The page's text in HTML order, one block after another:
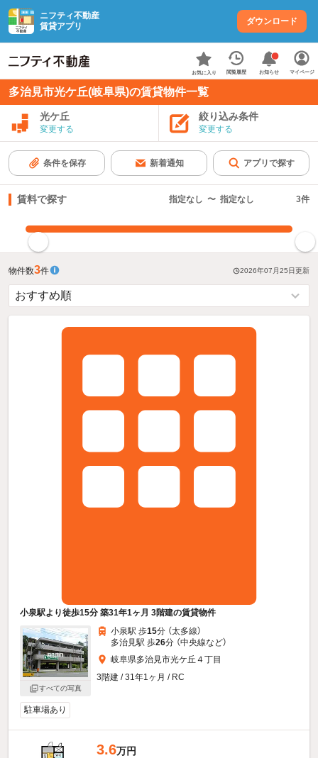
ニフティ不動産
賃貸アプリ
ダウンロード
お気に入り 閲覧履歴 お知らせ マイページ
多治見市光ケ丘(岐阜県)の賃貸物件一覧
光ケ丘
変更する
絞り込み条件
変更する
条件を保存 新着通知 アプリで探す
賃料で探す 指定なし 〜 指定なし 3件
物件数3件 2026年07月25日更新
小泉駅より徒歩15分 築31年1ヶ月 3階建の賃貸物件
すべての写真
小泉駅 歩15分 （太多線）
多治見駅 歩26分 （中央線など）
岐阜県多治見市光ケ丘４丁目
3階建 / 31年1ヶ月 / RC
駐車場あり
3.6万円